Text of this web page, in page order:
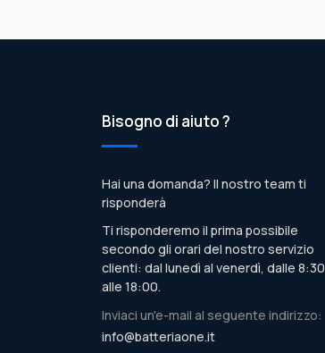
Bisogno di aiuto ?
Hai una domanda? Il nostro team ti
risponderà
Ti risponderemo il prima possibile
secondo gli orari del nostro servizio
clienti: dal lunedì al venerdì, dalle 8:30
alle 18:00.
Inviaci un'e-mail al seguente indirizzo:
info@batteriaone.it